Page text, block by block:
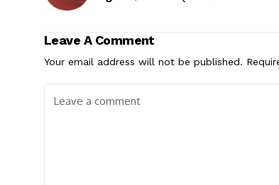
Leave A Comment
Your email address will not be published.